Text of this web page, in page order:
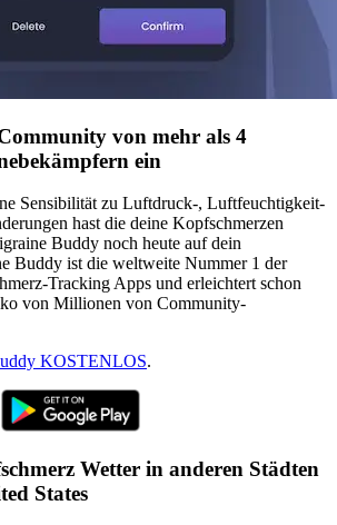
von mehr als 4
ein
Sensibilität zu Luftdruck-, Luftfeuchtigkeit-
hast die deine Kopfschmerzen
Buddy noch heute auf dein
Buddy ist die weltweite Nummer 1 der
Tracking Apps und erleichtert schon
von Millionen von Community-
KOSTENLOS.
Wetter in anderen Städten
States